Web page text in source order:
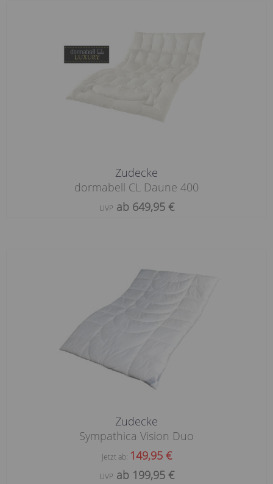
Zudecke
dormabell CL Daune 400
UVPab 649,95 €
Zudecke
Sympathica Vision Duo
Jetzt ab: 149,95 €
UVPab 199,95 €